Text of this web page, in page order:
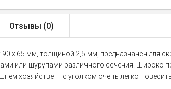
Отзывы (0)
90 х 65 мм, толщиной 2,5 мм, предназначен
или шурупами различного сечения. Широко
хозяйстве — с уголком очень легко